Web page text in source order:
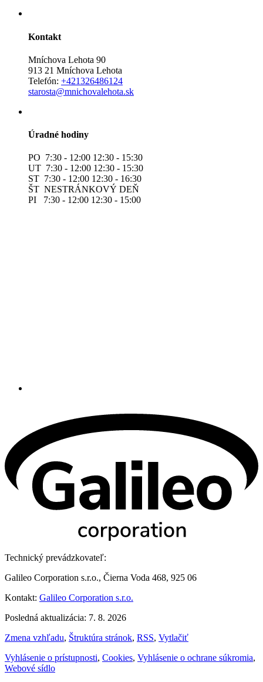
Kontakt
Mníchova Lehota 90
913 21 Mníchova Lehota
Telefón: +421326486124
starosta@mnichovalehota.sk
Úradné hodiny
PO 7:30 - 12:00 12:30 - 15:30
UT 7:30 - 12:00 12:30 - 15:30
ST 7:30 - 12:00 12:30 - 16:30
ŠT NESTRÁNKOVÝ DEŇ
PI 7:30 - 12:00 12:30 - 15:00
Technický prevádzkovateľ:
Galileo Corporation s.r.o., Čierna Voda 468, 925 06
Kontakt: Galileo Corporation s.r.o.
Posledná aktualizácia: 7. 8. 2026
Zmena vzhľadu, Štruktúra stránok, RSS, Vytlačiť
Vyhlásenie o prístupnosti, Cookies, Vyhlásenie o ochrane súkromia,
Webové sídlo